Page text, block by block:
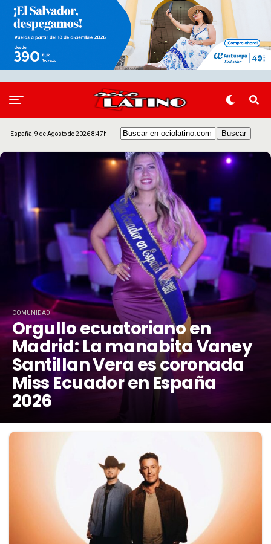
España, 9 de Agosto de 2026 8:47h
COMUNIDAD
Orgullo ecuatoriano en
Madrid: La manabita Vaney
Santillan Vera es coronada
Miss Ecuador en España
2026